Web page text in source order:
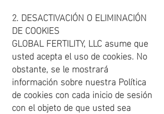
2. DESACTIVACIÓN O ELIMINACIÓN
DE COOKIES
GLOBAL FERTILITY, LLC asume que
usted acepta el uso de cookies. No
obstante, se le mostrará
información sobre nuestra Política
de cookies con cada inicio de sesión
con el objeto de que usted sea